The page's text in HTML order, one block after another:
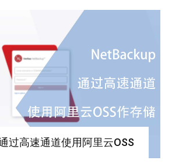
过高速通道使用阿里云OSS